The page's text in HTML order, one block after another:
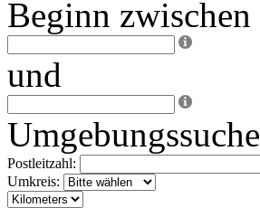
Beginn zwischen
und
Umgebungssuche
Postleitzahl:
Umkreis: